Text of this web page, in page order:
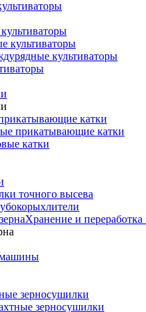
культиваторы
культиваторы
катки
прикатывающие катки
катки
точного высева
Хранение и переработка
машины
зерносушилки
зерносушилки